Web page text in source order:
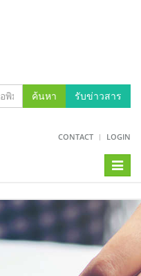
ค้นหา รับข่าวสาร
CONTACT LOGIN
Toggle